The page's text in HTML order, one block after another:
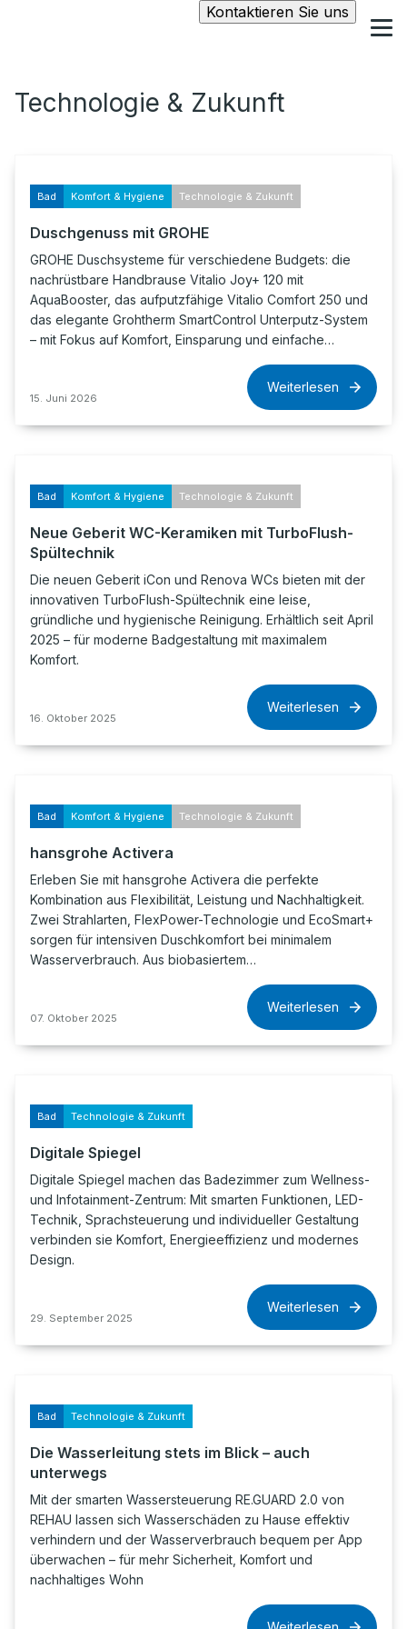
Kontaktieren Sie uns
Technologie & Zukunft
Bad Komfort & Hygiene Technologie & Zukunft
Duschgenuss mit GROHE
GROHE Duschsysteme für verschiedene Budgets: die
nachrüstbare Handbrause Vitalio Joy+ 120 mit
AquaBooster, das aufputzfähige Vitalio Comfort 250 und
das elegante Grohtherm SmartControl Unterputz-System
– mit Fokus auf Komfort, Einsparung und einfache…
15. Juni 2026
Weiterlesen
Bad Komfort & Hygiene Technologie & Zukunft
Neue Geberit WC-Keramiken mit TurboFlush-
Spültechnik
Die neuen Geberit iCon und Renova WCs bieten mit der
innovativen TurboFlush-Spültechnik eine leise,
gründliche und hygienische Reinigung. Erhältlich seit April
2025 – für moderne Badgestaltung mit maximalem
Komfort.
16. Oktober 2025
Weiterlesen
Bad Komfort & Hygiene Technologie & Zukunft
hansgrohe Activera
Erleben Sie mit hansgrohe Activera die perfekte
Kombination aus Flexibilität, Leistung und Nachhaltigkeit.
Zwei Strahlarten, FlexPower-Technologie und EcoSmart+
sorgen für intensiven Duschkomfort bei minimalem
Wasserverbrauch. Aus biobasiertem…
07. Oktober 2025
Weiterlesen
Bad Technologie & Zukunft
Digitale Spiegel
Digitale Spiegel machen das Badezimmer zum Wellness-
und Infotainment-Zentrum: Mit smarten Funktionen, LED-
Technik, Sprachsteuerung und individueller Gestaltung
verbinden sie Komfort, Energieeffizienz und modernes
Design.
29. September 2025
Weiterlesen
Bad Technologie & Zukunft
Die Wasserleitung stets im Blick – auch
unterwegs
Mit der smarten Wassersteuerung RE.GUARD 2.0 von
REHAU lassen sich Wasserschäden zu Hause effektiv
verhindern und der Wasserverbrauch bequem per App
überwachen – für mehr Sicherheit, Komfort und
nachhaltiges Wohn